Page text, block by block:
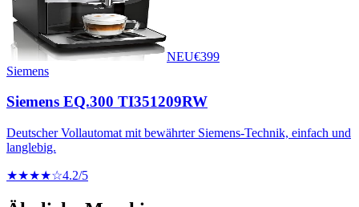
NEU€399
Siemens
Siemens EQ.300 TI351209RW
Deutscher Vollautomat mit bewährter Siemens-Technik, einfach und
langlebig.
★★★★☆4.2/5